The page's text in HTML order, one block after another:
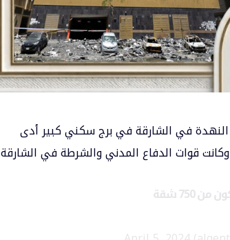
في الشارقة في برج سكني كبير أدى
قوات الدفاع المدني والشرطة في الشارقة
شقة